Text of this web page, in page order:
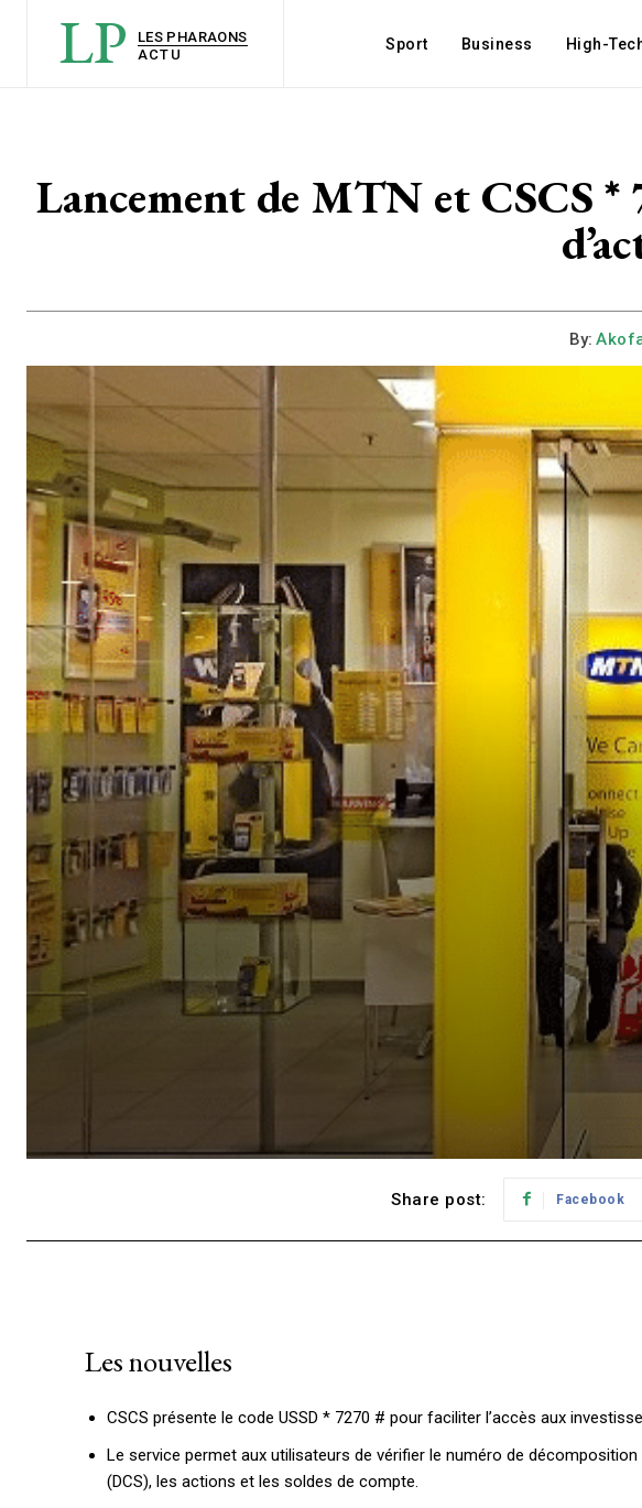
LP
LES PHARAONS
ACTU
Sport Business High-
Lancement de MTN et CSCS
By:
Share post: Facebook
Les nouvelles
CSCS présente le code USSD * 7270 # pour faciliter l’accès aux
Le service permet aux utilisateurs de vérifier le numéro de
(DCS), les actions et les soldes de compte.